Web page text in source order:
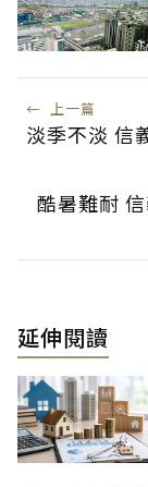
← 上一篇
淡季不淡 信
酷暑難耐
延伸閱讀